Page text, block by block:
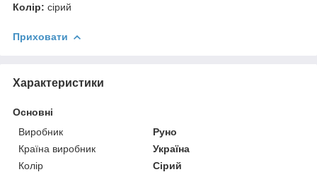
Колір: сірий
Приховати
Характеристики
Основні
Виробник
Руно
Країна виробник
Україна
Колір
Сірий